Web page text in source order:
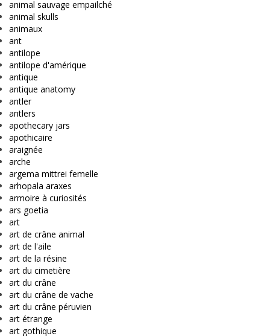
animal sauvage empailché
animal skulls
animaux
ant
antilope
antilope d'amérique
antique
antique anatomy
antler
antlers
apothecary jars
apothicaire
araignée
arche
argema mittrei femelle
arhopala araxes
armoire à curiosités
ars goetia
art
art de crâne animal
art de l'aile
art de la résine
art du cimetière
art du crâne
art du crâne de vache
art du crâne péruvien
art étrange
art gothique